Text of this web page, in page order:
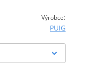
Výrobce:
PUIG